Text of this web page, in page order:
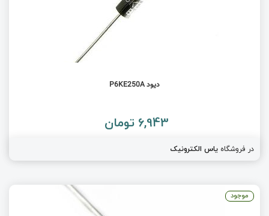
دیود P6KE250A
6,943 تومان
در فروشگاه یاس الکترونیک
موجود